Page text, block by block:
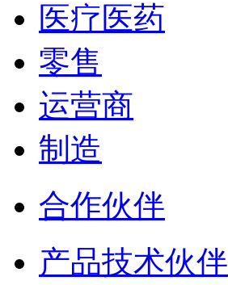
医疗医药
零售
运营商
制造
合作伙伴
产品技术伙伴